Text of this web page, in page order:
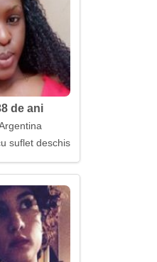
de ani
suflet deschis